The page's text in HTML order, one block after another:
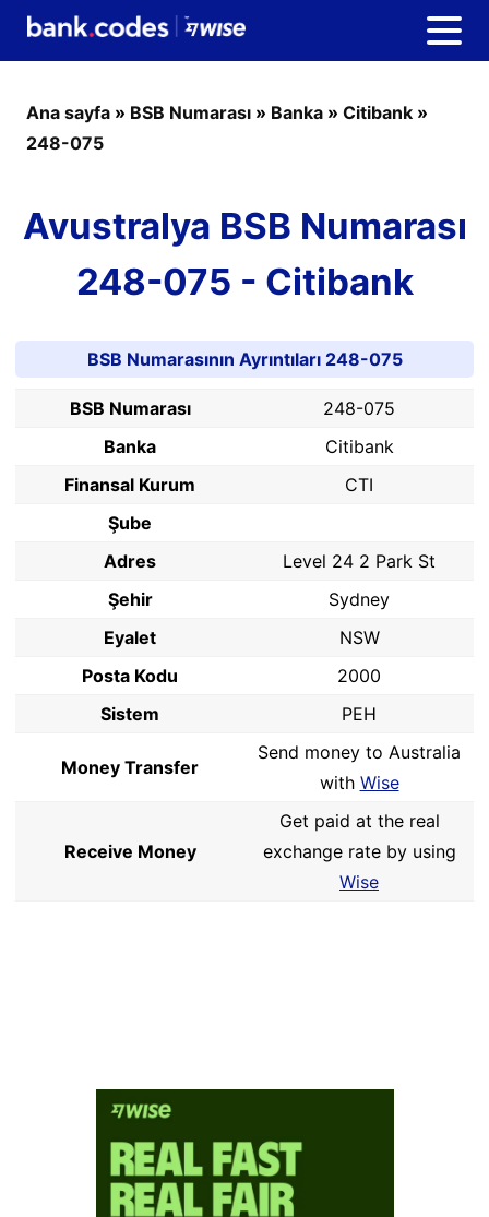
Ana sayfa » BSB Numarası » Banka » Citibank »
248-075
Avustralya BSB Numarası
248-075 - Citibank
BSB Numarasının Ayrıntıları 248-075
BSB Numarası
248-075
Banka
Citibank
Finansal Kurum
CTI
Şube
Adres
Level 24 2 Park St
Şehir
Sydney
Eyalet
NSW
Posta Kodu
2000
Sistem
PEH
Money Transfer
Send money to Australia
with Wise
Receive Money
Get paid at the real
exchange rate by using
Wise